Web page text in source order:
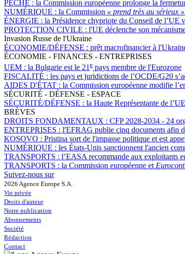
PÊCHE : la Commission européenne prolonge la
NUMÉRIQUE : la Commission « prend très au sérieux »
ÉNERGIE : la Présidence chypriote du Conseil de l’UE
PROTECTION CIVILE : l'UE déclenche son
Invasion Russe de l'Ukraine
ÉCONOMIE/DÉFENSE : prêt macrofinancier à
ÉCONOMIE - FINANCES - ENTREPRISES
UEM : la Bulgarie est le 21 e pays membre de l'Eurozone
FISCALITÉ : les pays et juridictions de l’OCDE/G20
AIDES D'ÉTAT : la Commission européenne modifie
SÉCURITÉ - DÉFENSE - ESPACE
SÉCURITÉ/DÉFENSE : la Haute Représentante de
BRÈVES
DROITS FONDAMENTAUX : CFP 2028-2034 - 24
ENTREPRISES : l'EFRAG publie cinq documents afin
KOSOVO : Pristina sort de l'impasse politique et est
NUMÉRIQUE : les États-Unis sanctionnent l'ancien
TRANSPORTS : l’EASA recommande aux exploitants
TRANSPORTS : la Commission européenne et
Suivez-nous sur
2026 Agence Europe S.A.
Vie privée
Droits d'auteur
Notre publication
Abonnements
Société
Rédaction
Contact